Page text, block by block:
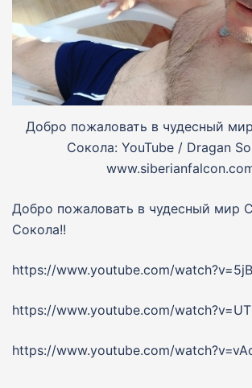
Добро пожаловать в чудесный
Сокола: YouTube / Dragan
Добро пожаловать в чудесный мир
Сокола!!
https://www.youtube.com/
https://www.youtube.com/
https://www.youtube.com/